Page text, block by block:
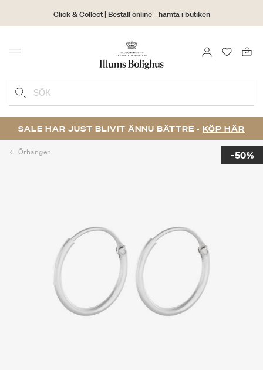
Click & Collect | Beställ online - hämta i butiken
30 dagars returrätt
Menu LOGGA IN
SÖK
SALE HAR JUST BLIVIT ÄNNU BÄTTRE - KÖP HÄR
Örhängen -50%